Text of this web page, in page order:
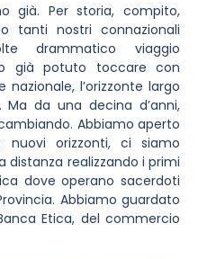
già. Per storia, compito,
tanti nostri connazionali
drammatico viaggio
già potuto toccare con
l’orizzonte largo
da una decina d’anni,
Abbiamo aperto
nuovi orizzonti, ci siamo
distanza realizzando i primi
dove operano sacerdoti
Abbiamo guardato
Etica, del commercio